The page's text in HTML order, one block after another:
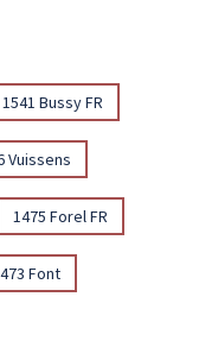
1541 Bussy FR
Vuissens
1475 Forel FR
Font